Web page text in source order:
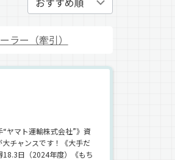
ラー（牽引）
ヤマト運輸株式会社”》資
チャンスです！《大手だ
日（2024年度）《もち